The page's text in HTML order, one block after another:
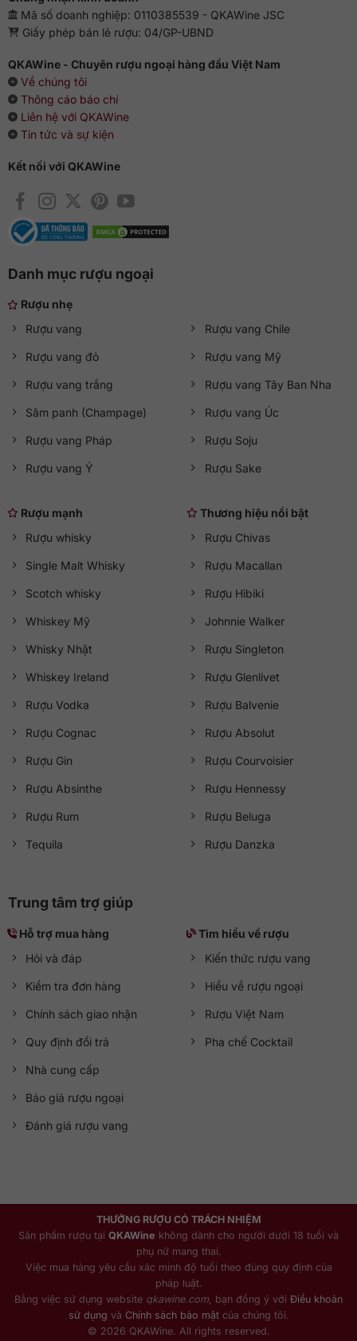
Mã số doanh nghiệp: 0110385539 - QKAWine JSC
Giấy phép bán lẻ rượu: 04/GP-UBND
QKAWine - Chuyên rượu ngoại hàng đầu Việt Nam
Về chúng tôi
Thông cáo báo chí
Liên hệ với QKAWine
Tin tức và sự kiện
Kết nối với QKAWine
Danh mục rượu ngoại
Rượu nhẹ
Rượu vang
Rượu vang đỏ
Rượu vang trắng
Sâm panh (Champage)
Rượu vang Pháp
Rượu vang Ý
Rượu vang Chile
Rượu vang Mỹ
Rượu vang Tây Ban Nha
Rượu vang Úc
Rượu Soju
Rượu Sake
Rượu mạnh
Rượu whisky
Single Malt Whisky
Scotch whisky
Whiskey Mỹ
Whisky Nhật
Whiskey Ireland
Rượu Vodka
Rượu Cognac
Rượu Gin
Rượu Absinthe
Rượu Rum
Tequila
Thương hiệu nổi bật
Rượu Chivas
Rượu Macallan
Rượu Hibiki
Johnnie Walker
Rượu Singleton
Rượu Glenlivet
Rượu Balvenie
Rượu Absolut
Rượu Courvoisier
Rượu Hennessy
Rượu Beluga
Rượu Danzka
Trung tâm trợ giúp
Hỗ trợ mua hàng
Hỏi và đáp
Kiểm tra đơn hàng
Chính sách giao nhận
Quy định đổi trả
Nhà cung cấp
Báo giá rượu ngoại
Đánh giá rượu vang
Tìm hiểu về rượu
Kiến thức rượu vang
Hiểu về rượu ngoại
Rượu Việt Nam
Pha chế Cocktail
THƯỞNG RƯỢU CÓ TRÁCH NHIỆM
Sản phẩm rượu tại QKAWine không dành cho người dưới 18 tuổi và
phụ nữ mang thai.
Việc mua hàng yêu cầu xác minh độ tuổi theo đúng quy định của
pháp luật.
Bằng việc sử dụng website qkawine.com, bạn đồng ý với Điều khoản
sử dụng và Chính sách bảo mậtcủa chúng tôi.
© 2026 QKAWine. All rights reserved.